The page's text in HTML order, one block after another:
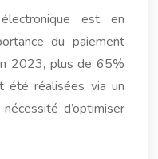
est en
du paiement
2023, plus de 65%
été réalisées via un
d’optimiser